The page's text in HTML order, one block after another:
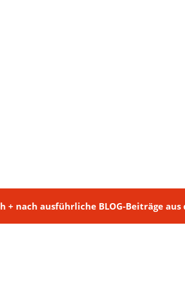
nach ausführliche BLOG-Beiträge aus